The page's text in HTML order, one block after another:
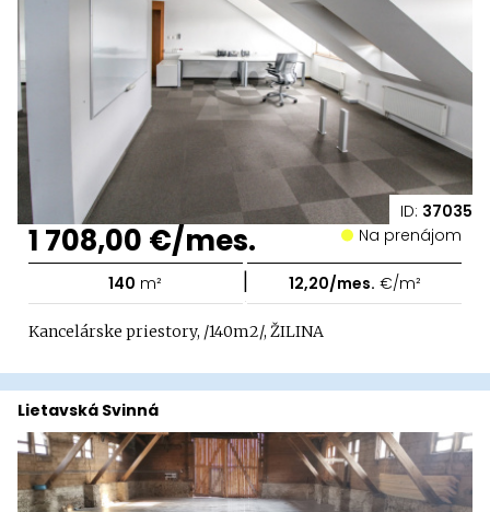
ID: 37035
1 708,00 €/mes. Na prenájom
140 m² | 12,20/mes. €/m²
Kancelárske priestory, /140m2/, ŽILINA
Lietavská Svinná